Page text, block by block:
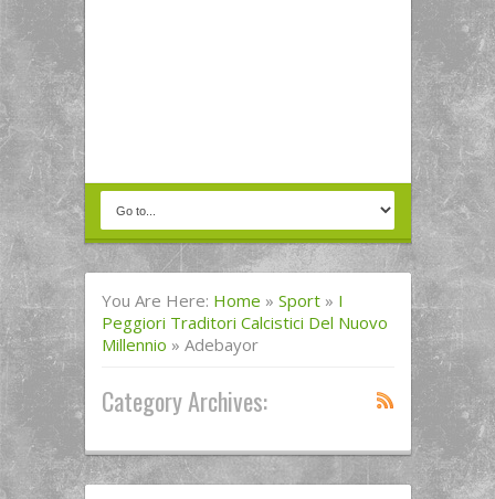
You Are Here: Home » Sport » I
Peggiori Traditori Calcistici Del Nuovo
Millennio » Adebayor
Category Archives: